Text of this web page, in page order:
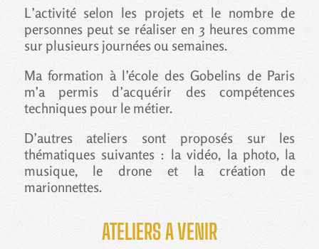
L’activité selon les projets et le nombre de
personnes peut se réaliser en 3 heures comme
sur plusieurs journées ou semaines.
Ma formation à l’école des Gobelins de Paris
m’a permis d’acquérir des compétences
techniques pour le métier.
D’autres ateliers sont proposés sur les
thématiques suivantes : la vidéo, la photo, la
musique, le drone et la création de
marionnettes.
ATELIERS A VENIR